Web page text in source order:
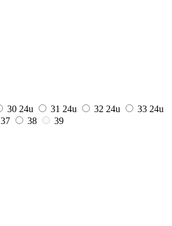
30 24u 31 24u 32 24u 33 24u
37 38
39